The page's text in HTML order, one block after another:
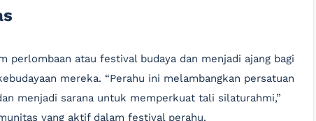
perlombaan atau festival budaya dan menjadi ajang bagi
mereka. “Perahu ini melambangkan persatuan
menjadi sarana untuk memperkuat tali silaturahmi,”
yang aktif dalam festival perahu.